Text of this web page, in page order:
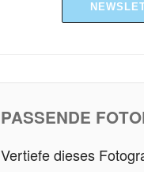
PASSENDE
Vertiefe dieses